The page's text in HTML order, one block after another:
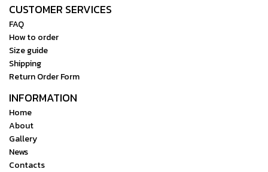
CUSTOMER SERVICES
FAQ
How to order
Size guide
Shipping
Return Order Form
INFORMATION
Home
About
Gallery
News
Contacts